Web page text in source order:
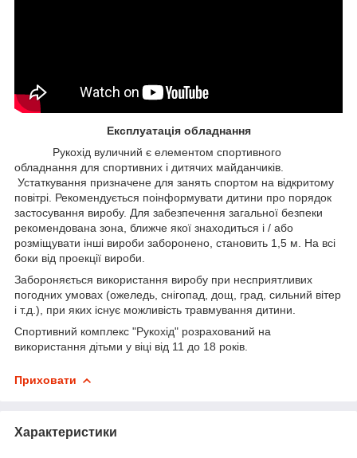
Експлуатація обладнання
Рукохід вуличний є елементом спортивного
обладнання для спортивних і дитячих майданчиків.
Устаткування призначене для занять спортом на відкритому
повітрі. Рекомендується поінформувати дитини про порядок
застосування виробу. Для забезпечення загальної безпеки
рекомендована зона, ближче якої знаходиться і / або
розміщувати інші вироби заборонено, становить 1,5 м. На всі
боки від проекції вироби.
Забороняється використання виробу при несприятливих
погодних умовах (ожеледь, снігопад, дощ, град, сильний вітер
і т.д.), при яких існує можливість травмування дитини.
Спортивний комплекс "Рукохід" розрахований на
використання дітьми у віці від 11 до 18 років.
Приховати
Характеристики